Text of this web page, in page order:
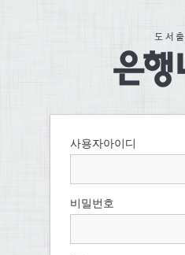
사용자아이디
비밀번호